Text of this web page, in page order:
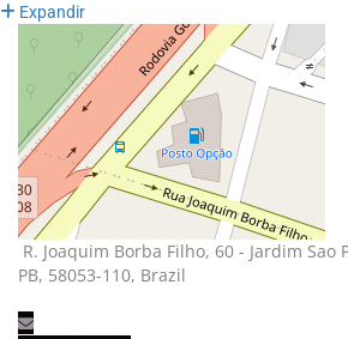
Expandir
R. Joaquim Borba Filho, 60 - Jardim Sao
PB, 58053-110, Brazil